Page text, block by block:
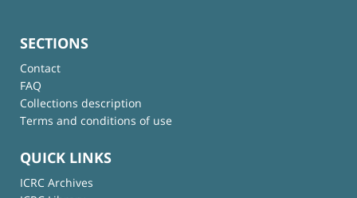
SECTIONS
Contact
FAQ
Collections description
Terms and conditions of use
QUICK LINKS
ICRC Archives